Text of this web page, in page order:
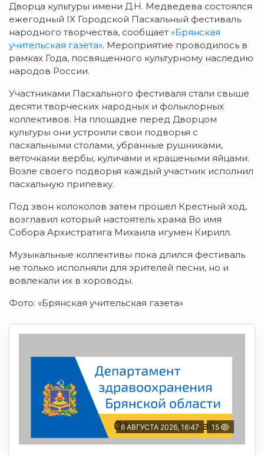
Дворца культуры имени Д.Н. Медведева состоялся
ежегодный IX Городской Пасхальный фестиваль
народного творчества, сообщает «Брянская
учительская газета». Мероприятие проводилось в
рамках Года, посвященного культурному наследию
народов России.
Участниками Пасхального фестиваля стали свыше
десяти творческих народных и фольклорных
коллективов. На площадке перед Дворцом
культуры они устроили свои подворья с
пасхальными столами, убранные рушниками,
веточками вербы, куличами и крашеными яйцами.
Возле своего подворья каждый участник исполнил
пасхальную припевку.
Под звон колоколов затем прошел Крестный ход,
возглавил который настоятель храма Во имя
Собора Архистратига Михаила игумен Кирилл.
Музыкальные коллективы пока длился фестиваль
не только исполняли для зрителей песни, но и
вовлекали их в хороводы.
Фото: «Брянская учительская газета»
6 АВГУСТА 2026, 16:47 15